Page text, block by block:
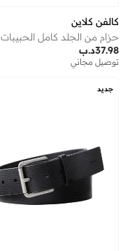
كالفن كلاين
حزام من الجلد كامل الحبيبات
د.ب37.98
توصيل مجاني
جديد